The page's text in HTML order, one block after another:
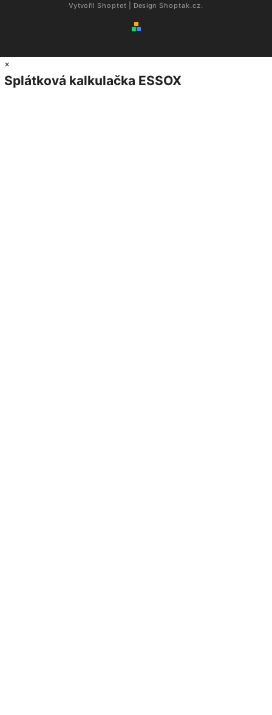
Vytvořil Shoptet | Design Shoptak.cz.
×
Splátková kalkulačka ESSOX